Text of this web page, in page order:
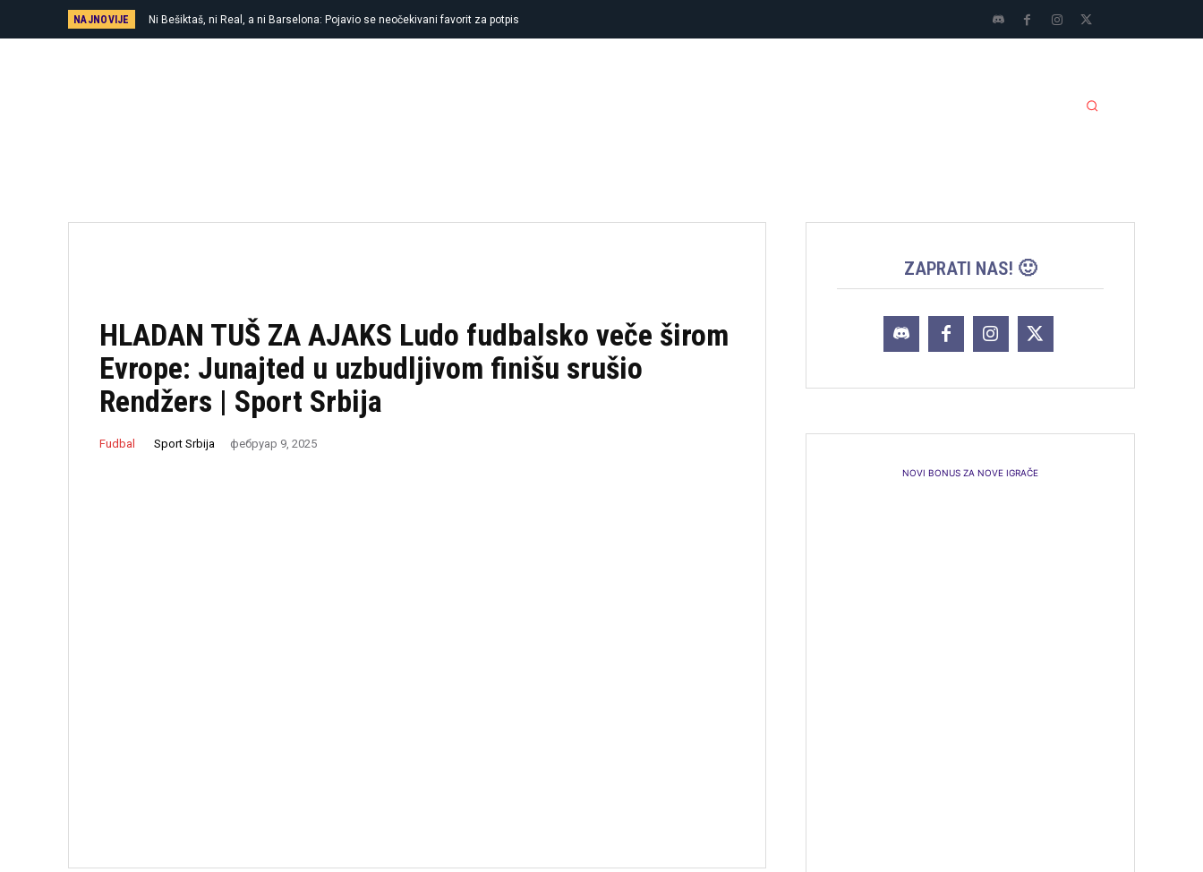
NAJNOVIJE
Ni Bešiktaš, ni Real, a ni Barselona: Pojavio se neočekivani favorit za potpis
Vlahovića
HLADAN TUŠ ZA AJAKS Ludo fudbalsko veče širom
Evrope: Junajted u uzbudljivom finišu srušio
Rendžers | Sport Srbija
Fudbal Sport Srbija фебруар 9, 2025
ZAPRATI NAS! 🙂
NOVI BONUS ZA NOVE IGRAČE